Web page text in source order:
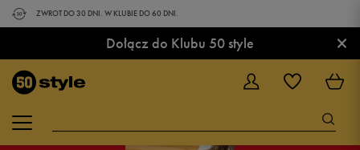
ZWROT DO 30 DNI. W KLUBIE DO 60 DNI.
Dołącz do Klubu 50 style ×